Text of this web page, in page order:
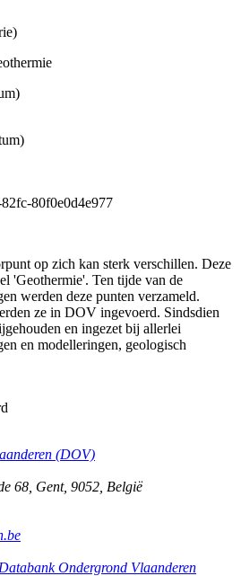
80f0e0d4e977
op zich kan sterk verschillen. Deze
'Geothermie'. Ten tijde van de
werden deze punten verzameld.
ze in DOV ingevoerd. Sindsdien
en ingezet bij allerlei
en modelleringen, geologisch
(DOV)
68 Gent, 9052 België
Ondergrond Vlaanderen